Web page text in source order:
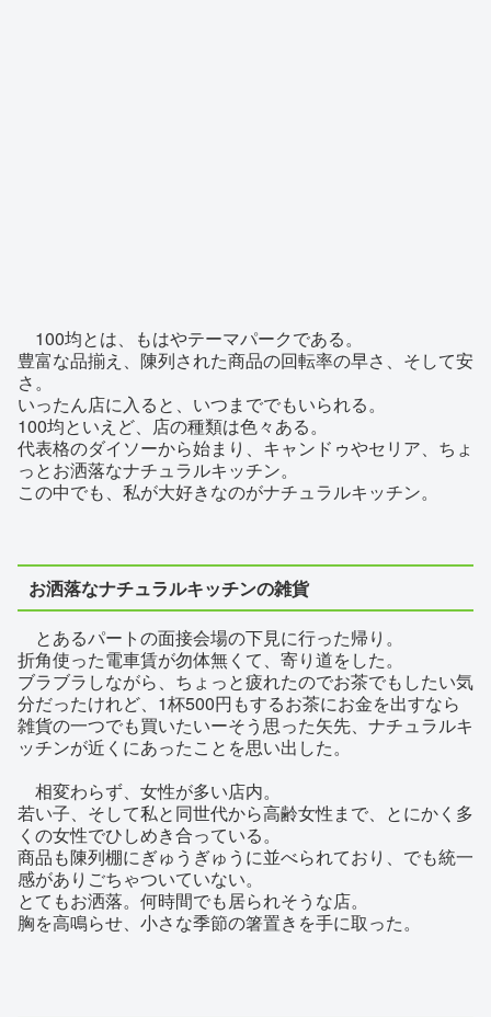
100均とは、もはやテーマパークである。
豊富な品揃え、陳列された商品の回転率の早さ、そして安
さ。
いったん店に入ると、いつまででもいられる。
100均といえど、店の種類は色々ある。
代表格のダイソーから始まり、キャンドゥやセリア、ちょ
っとお洒落なナチュラルキッチン。
この中でも、私が大好きなのがナチュラルキッチン。
お洒落なナチュラルキッチンの雑貨
とあるパートの面接会場の下見に行った帰り。
折角使った電車賃が勿体無くて、寄り道をした。
ブラブラしながら、ちょっと疲れたのでお茶でもしたい気
分だったけれど、1杯500円もするお茶にお金を出すなら
雑貨の一つでも買いたいーそう思った矢先、ナチュラルキ
ッチンが近くにあったことを思い出した。
相変わらず、女性が多い店内。
若い子、そして私と同世代から高齢女性まで、とにかく多
くの女性でひしめき合っている。
商品も陳列棚にぎゅうぎゅうに並べられており、でも統一
感がありごちゃついていない。
とてもお洒落。何時間でも居られそうな店。
胸を高鳴らせ、小さな季節の箸置きを手に取った。